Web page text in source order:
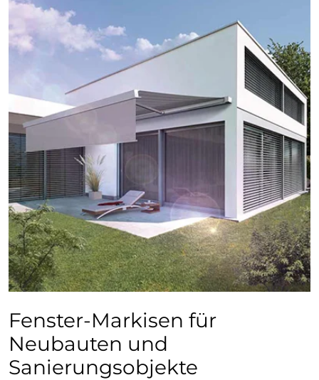
Fenster-Markisen für
Neubauten und
Sanierungsobjekte